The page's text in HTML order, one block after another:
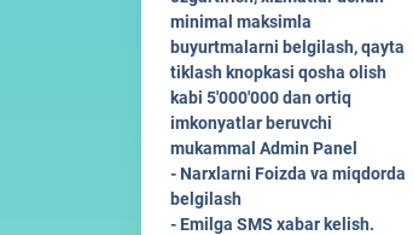
minimal maksimla
buyurtmalarni belgilash, qayta
tiklash knopkasi qosha olish
kabi 5'000'000 dan ortiq
imkonyatlar beruvchi
mukammal Admin Panel
- Narxlarni Foizda va miqdorda
belgilash
- Emilga SMS xabar kelish.